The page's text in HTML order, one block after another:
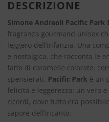
DESCRIZIONE
Simone Andreoli Pacific Park
fragranza gourmand unisex
leggero dell’infanzia. Una
e nostalgica, che racconta le
fatto di caramelle colorate,
spensierati. Pacific Park è un
felicità e leggerezza: un vero
ricordi, dove tutto era
sapore dell’incanto.